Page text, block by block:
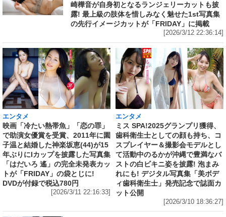
崎樺音が自身初となるランジェリーカットも披
露! 最上級の肢体を惜しみなく魅せた1st写真集
の先行イメージカットが「FRIDAY」に掲載
[2026/3/12 22:36:14]
エンタメ
映画「冷たい熱帯魚」「恋の罪」
で助演女優賞を受賞、2011年に園
子温と結婚した神楽坂恵(44)が15
年ぶりにIカップを披露した写真集
「はだいろ 遙」の完全未発表カッ
トが「FRIDAY」の袋とじに!
DVDが付録で税込780円
[2026/3/11 22:16:33]
エンタメ
ミス SPA!2025グランプリ獲得、
歯科衛生士としての顔も持ち、コ
スプレイヤー＆撮影会モデルとし
て活動中のるかが沖縄で豊満なバ
ストの白ビキニ姿を披露! 泡まみ
れにも! デジタル写真集「美ボデ
ィ歯科衛生士」発売記念で誌面カ
ット公開
[2026/3/10 18:36:27]